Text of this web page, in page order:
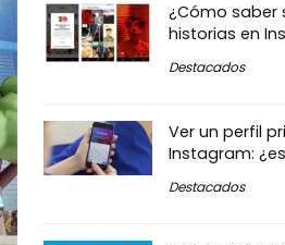
¿Cómo saber
historias en
Destacados
Ver un perfil
Instagram:
Destacados